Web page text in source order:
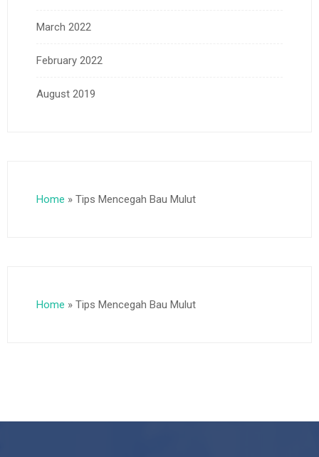
March 2022
February 2022
August 2019
Home » Tips Mencegah Bau Mulut
Home » Tips Mencegah Bau Mulut